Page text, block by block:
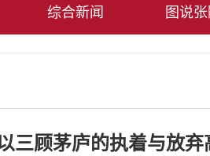
综合新闻 图说
三顾茅庐的执着与放